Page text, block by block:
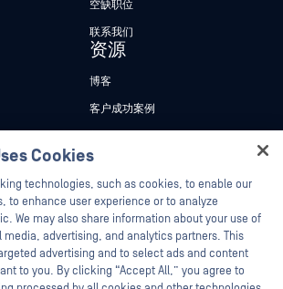
空缺职位
联系我们
资源
博客
客户成功案例
新闻报道
活动
网络研讨会
产品型录
白皮书
Cookies
technologies, such as cookies, to enable our
to enhance user experience or to analyze
We may also share information about your use of
media, advertising, and analytics partners. This
advertising and to select ads and content
to you. By clicking “Accept All,” you agree to
Hey there!
I'm Ozzy, your OPSWAT virtual assistant.
How can I help you secure what's critical
today?